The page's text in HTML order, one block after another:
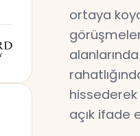
ortaya
açık ifade